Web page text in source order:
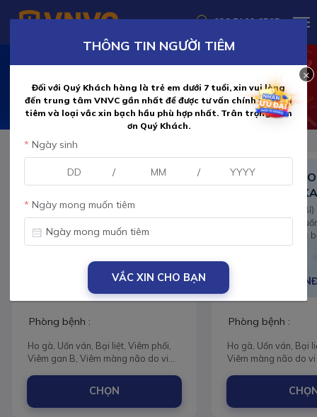
028 7102 6595
VẮC XIN 6 TRONG 1
Nguồn gốc: Sanofi (Pháp)
gan B, bại liệt và các bệnh do Hib
1,048,000 VNĐ
996,000 VNĐ
Phòng bệnh :
Ho gà, Uốn ván, Bại liệt, Viêm phổi,
Viêm gan B, Viêm màng não do vi
(Hib), Bạch hầu
CHỌN
VẮC XIN 6
INFANRIX
Nguồn gốc: GSK (Bỉ)
Ho gà, bạch hầu,
viêm gan B và các
996,000
Phòng bệnh :
Ho gà, Uốn ván, Bại
Viêm màng não do vi
Viêm gan B, Bạch
THÔNG TIN NGƯỜI TIÊM
Đối với Quý Khách hàng là trẻ em dưới 7 tuổi, xin vui lòng
đến trung tâm VNVC gần nhất để được tư vấn chính xác lịch
tiêm và loại vắc xin bạch hầu phù hợp nhất. Trân trọng cảm
ơn Quý Khách.
Ngày sinh
/ /
Ngày mong muốn tiêm
VẮC XIN CHO BẠN
×